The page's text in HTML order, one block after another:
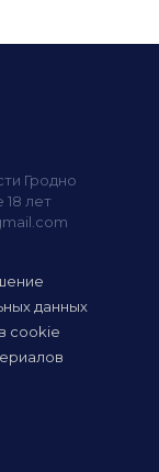
Гродно
лет
данных
cookie